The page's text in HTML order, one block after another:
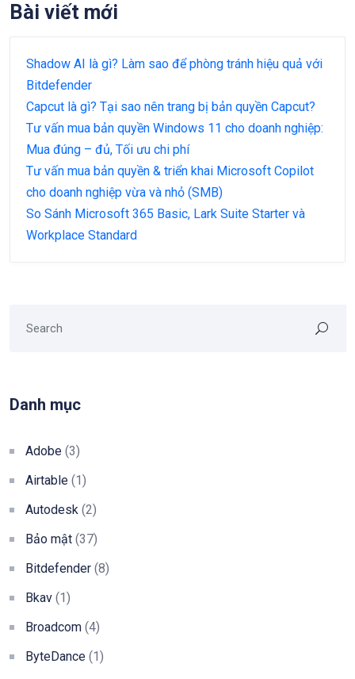
Bài viết mới
Shadow AI là gì? Làm sao để phòng tránh hiệu quả với
Bitdefender
Capcut là gì? Tại sao nên trang bị bản quyền Capcut?
Tư vấn mua bản quyền Windows 11 cho doanh nghiệp:
Mua đúng – đủ, Tối ưu chi phí
Tư vấn mua bản quyền & triển khai Microsoft Copilot
cho doanh nghiệp vừa và nhỏ (SMB)
So Sánh Microsoft 365 Basic, Lark Suite Starter và
Workplace Standard
Danh mục
Adobe (3)
Airtable (1)
Autodesk (2)
Bảo mật (37)
Bitdefender (8)
Bkav (1)
Broadcom (4)
ByteDance (1)